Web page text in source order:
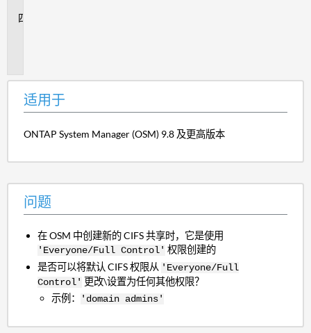
适用于
ONTAP System Manager (OSM) 9.8 及更高版本
问题
在 OSM 中创建新的 CIFS 共享时，它是使用
'Everyone/Full Control' 权限创建的
是否可以将默认 CIFS 权限从 'Everyone/Full
Control' 更改\设置为任何其他权限？
示例：
'domain admins'